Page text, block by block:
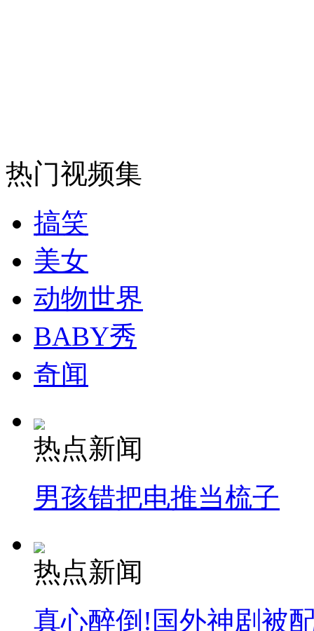
热门视频集
搞笑
美女
动物世界
BABY秀
奇闻
热点新闻
男孩错把电推当梳子
热点新闻
真心醉倒!国外神剧被